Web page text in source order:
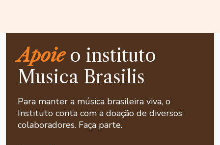
Apoieo instituto
Musica Brasilis
Para manter a música brasileira viva, o
Instituto conta com a doação de diversos
colaboradores. Faça parte.